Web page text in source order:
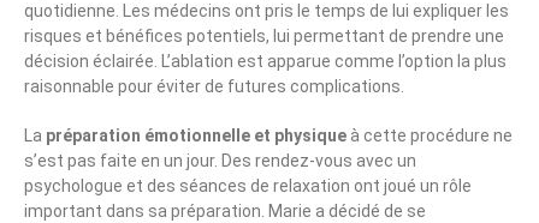
quotidienne. Les médecins ont pris le temps de lui expliquer les
risques et bénéfices potentiels, lui permettant de prendre une
décision éclairée. L’ablation est apparue comme l’option la plus
raisonnable pour éviter de futures complications.
La préparation émotionnelle et physique à cette procédure ne
s’est pas faite en un jour. Des rendez-vous avec un
psychologue et des séances de relaxation ont joué un rôle
important dans sa préparation. Marie a décidé de se